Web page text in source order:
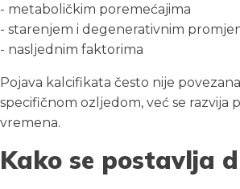
- metaboličkim poremećajima
- starenjem i degenerativnim
- nasljednim faktorima
Pojava kalcifikata često nije
specifičnom ozljedom, već se razvija
vremena.
Kako se postavlja